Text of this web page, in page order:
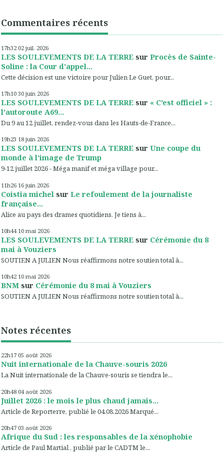
Commentaires récents
17h32 02 juil. 2026
LES SOULEVEMENTS DE LA TERRE sur Procès de Sainte-
Soline : la Cour d'appel...
Cette décision est une victoire pour Julien Le Guet, pour...
17h10 30 juin 2026
LES SOULEVEMENTS DE LA TERRE sur « C’est officiel » :
l’autoroute A69...
Du 9 au 12 juillet, rendez-vous dans les Hauts-de-France...
19h23 18 juin 2026
LES SOULEVEMENTS DE LA TERRE sur Une coupe du
monde à l’image de Trump
9-12 juillet 2026 - Méga manif et méga village pour...
11h26 16 juin 2026
Coistia michel sur Le refoulement de la journaliste
française...
Alice au pays des drames quotidiens. Je tiens à...
10h44 10 mai 2026
LES SOULEVEMENTS DE LA TERRE sur Cérémonie du 8
mai à Vouziers
SOUTIEN A JULIEN Nous réaffirmons notre soutien total à...
10h42 10 mai 2026
BNM sur Cérémonie du 8 mai à Vouziers
SOUTIEN A JULIEN Nous réaffirmons notre soutien total à...
Notes récentes
22h17 05 août 2026
Nuit internationale de la Chauve-souris 2026
La Nuit internationale de la Chauve-souris se tiendra le...
20h48 04 août 2026
Juillet 2026 : le mois le plus chaud jamais...
Article de Reporterre, publié le 04.08.2026 Marqué...
20h47 03 août 2026
Afrique du Sud : les responsables de la xénophobie
Article de Paul Martial , publié par le CADTM le...